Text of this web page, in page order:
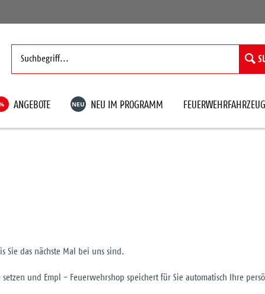
ANGEBOTE NEU NEU IM PROGRAMM
Sie das nächste Mal bei uns sind.
und Empl - Feuerwehrshop speichert für Sie automatisch Ihre